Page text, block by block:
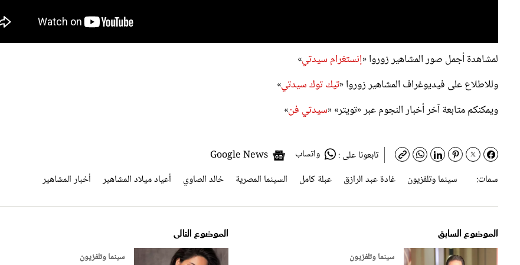
لمشاهدة أجمل صور المشاهير زوروا «إنستغرام سيدتي»
وللاطلاع على فيديوغراف المشاهير زوروا «تيك توك سيدتي»
ويمكنكم متابعة آخر أخبار النجوم عبر «تويتر» «سيدتي فن»
تابعونا على : واتساب
سمات:
سينما وتلفزيون غادة عبد الرازق عبلة كامل السينما المصرية خالد الصاوي أعياد ميلاد المشاهير أخبار المشاهير
الموضوع السابق
سينما وتلفزيون
الموضوع التالى
سينما وتلفزيون